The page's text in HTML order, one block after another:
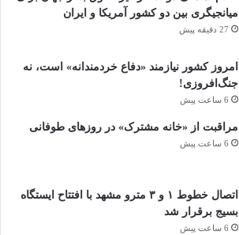
میانجیگری بین دو کشور آمریکا و ایران
27 دقیقه پیش
امروز کشور نیازمند «دفاع خردمندانه» است، نه
جنگ‌افروزی!
6 ساعت پیش
مراقبت از «خانه مشترک» در روزهای طوفانی
6 ساعت پیش
اتصال خطوط ۱ و ۳ مترو مشهد با افتتاح ایستگاه
بسیج برقرار شد
6 ساعت پیش